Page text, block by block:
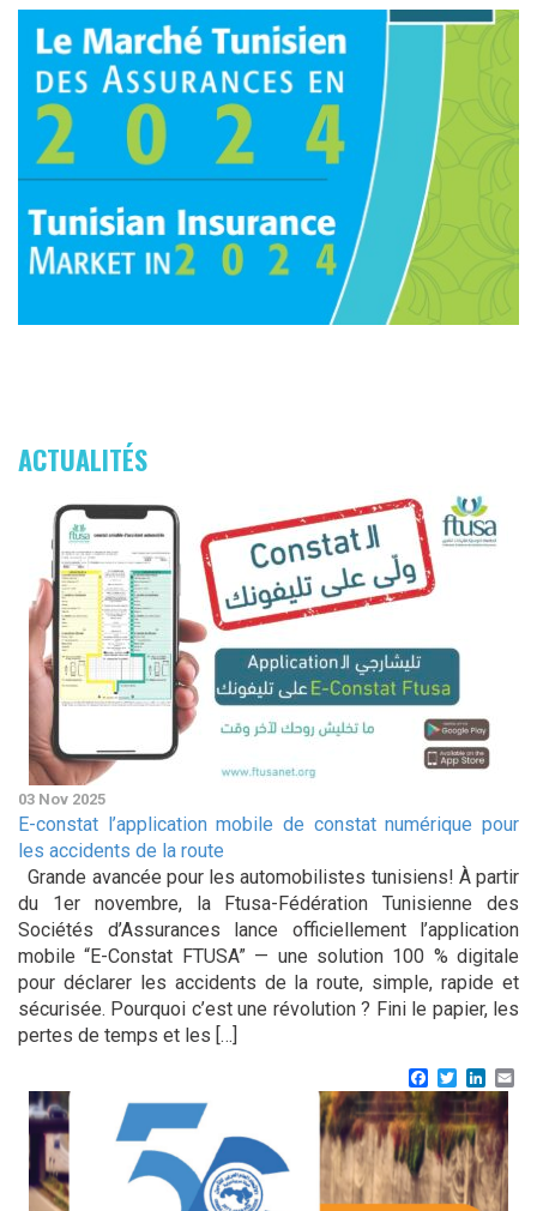
ACTUALITÉS
03 Nov 2025
E-constat l’application mobile de constat numérique pour
les accidents de la route
Grande avancée pour les automobilistes tunisiens! À partir
du 1er novembre, la Ftusa-Fédération Tunisienne des
Sociétés d’Assurances lance officiellement l’application
mobile “E-Constat FTUSA” — une solution 100 % digitale
pour déclarer les accidents de la route, simple, rapide et
sécurisée. Pourquoi c’est une révolution ? Fini le papier, les
pertes de temps et les […]
Facebook
Twitter